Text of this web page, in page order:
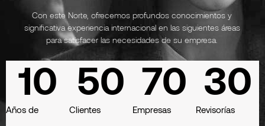
Con este Norte, ofrecemos profundos conocimientos y
significativa experiencia internacional en las siguientes áreas
para satisfacer las necesidades de su empresa.
Años de
10
Clientes
50
Empresas
70
Revisorías
30